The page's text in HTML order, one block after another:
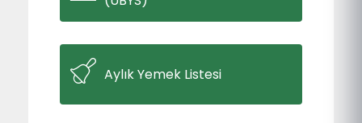
Aylık Yemek Listesi